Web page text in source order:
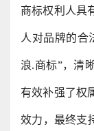
商标权利人具
人对品牌的合
浪.商标”，清
有效补强了权
效力，最终支